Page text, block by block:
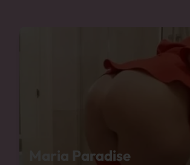
Maria Paradise